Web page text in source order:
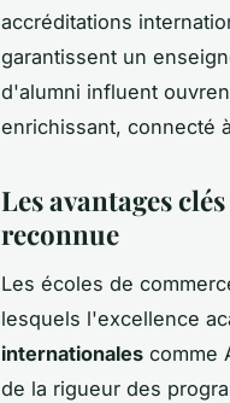
accréditations
garantissent un
d'alumni influent
enrichissant, connecté
Les avantages
reconnue
Les écoles de
lesquels l'excellence
internationales comme
de la rigueur des